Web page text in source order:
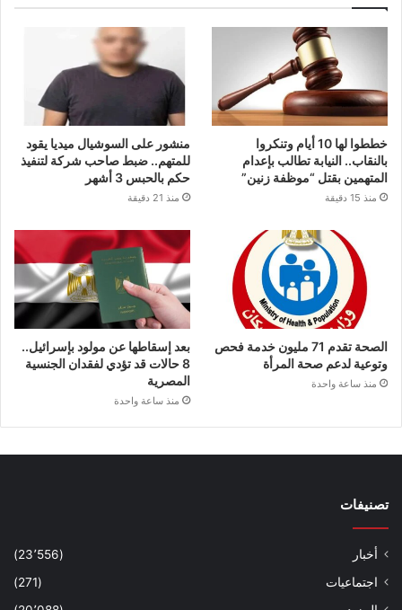
خططوا لها 10 أيام وتنكروا
بالنقاب.. النيابة تطالب بإعدام
المتهمين بقتل “موظفة زنين”
منذ 15 دقيقة
منشور على السوشيال ميديا يقود
للمتهم.. ضبط صاحب شركة لتنفيذ
حكم بالحبس 3 أشهر
منذ 21 دقيقة
الصحة تقدم 71 مليون خدمة فحص
وتوعية لدعم صحة المرأة
منذ ساعة واحدة
بعد إسقاطها عن مولود بإسرائيل..
8 حالات قد تؤدي لفقدان الجنسية
المصرية
منذ ساعة واحدة
تصنيفات
أخبار
(23٬556)
اجتماعيات
(271)